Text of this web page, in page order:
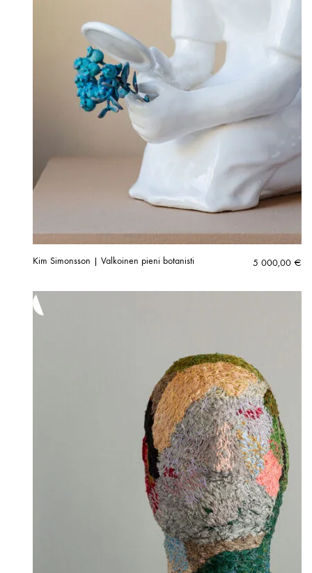
Kim Simonsson | Valkoinen pieni botanisti 5 000,00 €